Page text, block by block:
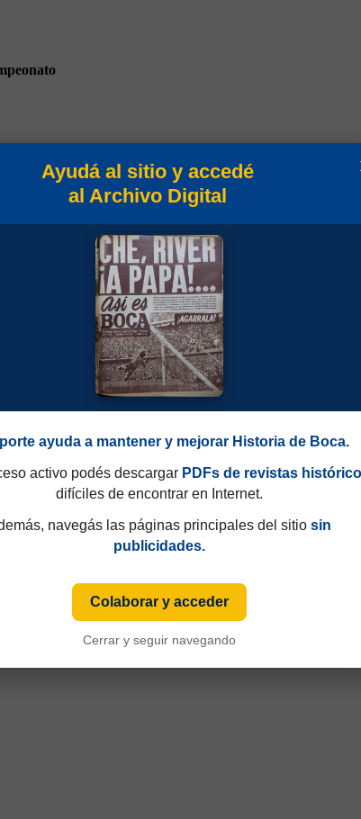
1937
hasta 1997 eran consecutivos, no fijos. Esa información aparecía sólo
fija desde sus primeras ediciones y, cuando ese dato está
Ayudá al sitio y accedé
al Archivo Digital
ayuda a mantener y mejorar Historia de Boca.
activo podés descargar PDFs de revistas
difíciles de encontrar en Internet.
navegás las páginas principales del sitio sin
publicidades.
Colaborar y acceder
Cerrar y seguir navegando